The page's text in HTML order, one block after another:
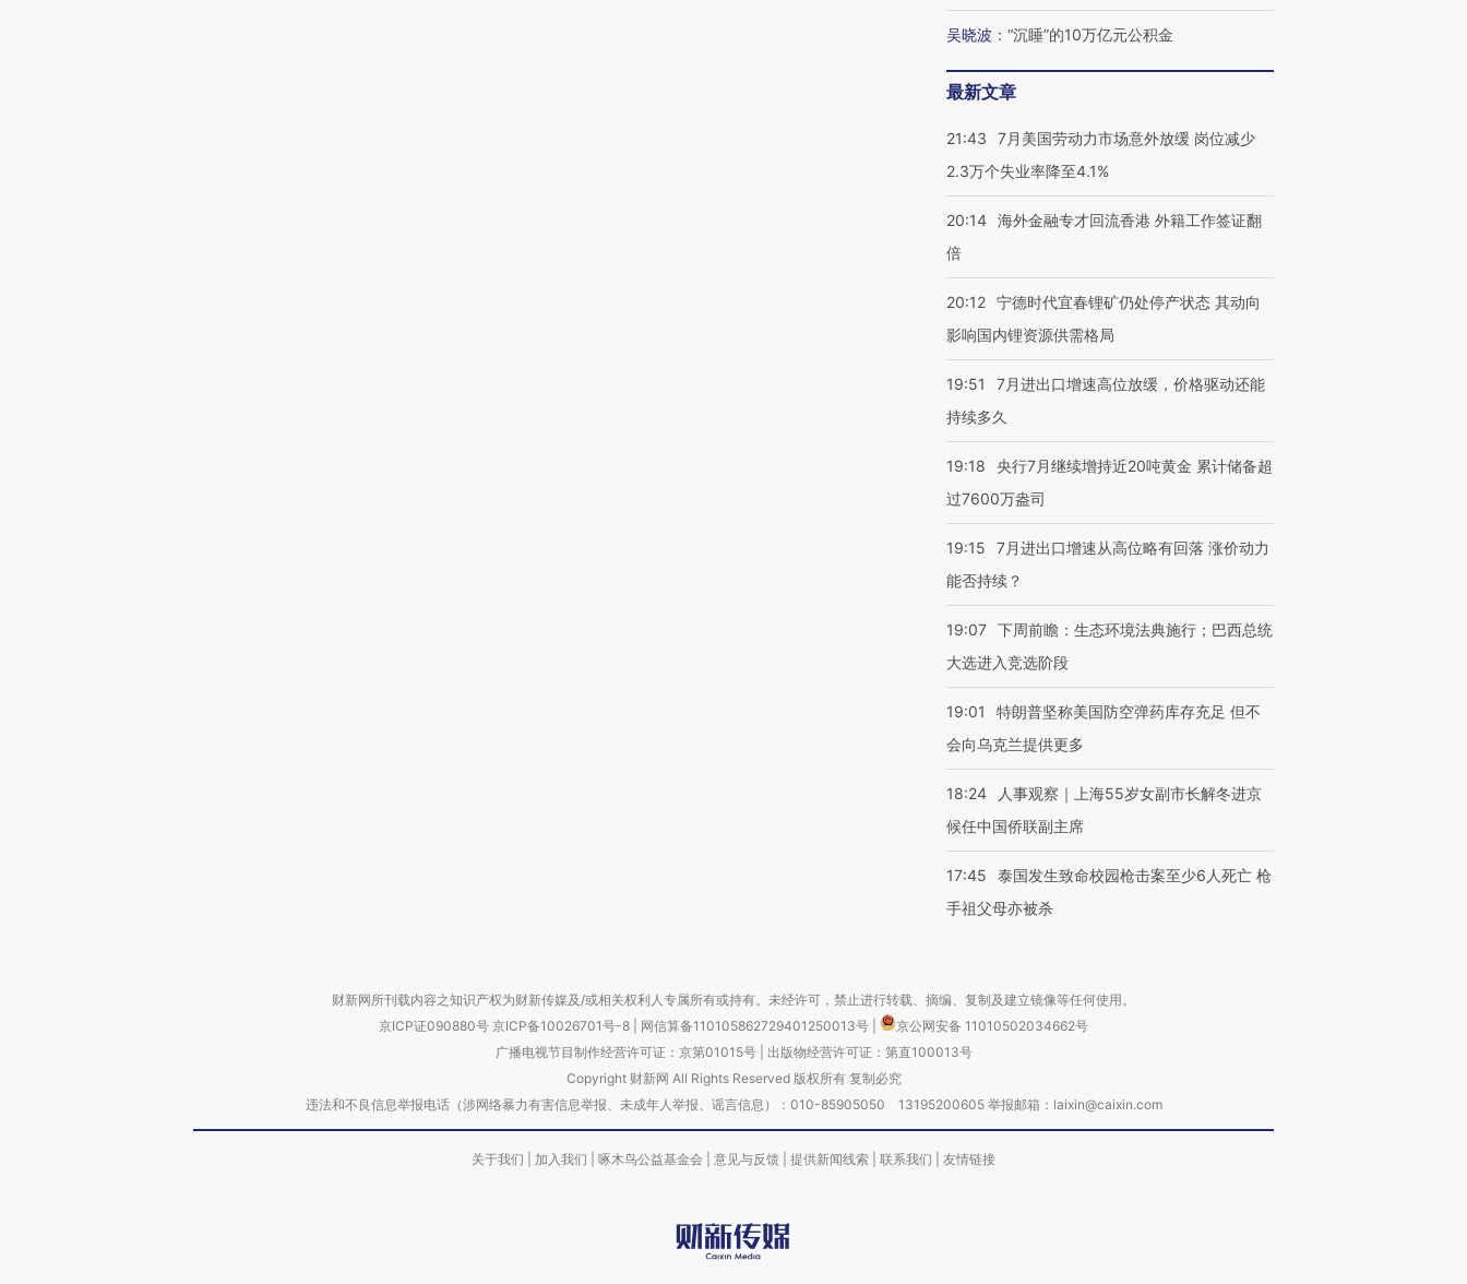
吴晓波 ： “沉睡”的10万亿元公积金
最新文章
21:43
7月美国劳动力市场意外放缓 岗位减少
2.3万个失业率降至4.1%
20:14 海外金融专才回流香港 外籍工作签证翻
倍
20:12 宁德时代宜春锂矿仍处停产状态 其动向
影响国内锂资源供需格局
19:51
7月进出口增速高位放缓，价格驱动还能
持续多久
19:18
央行7月继续增持近20吨黄金 累计储备超
过7600万盎司
19:15
7月进出口增速从高位略有回落 涨价动力
能否持续？
19:07 下周前瞻：生态环境法典施行；巴西总统
大选进入竞选阶段
19:01
特朗普坚称美国防空弹药库存充足 但不
会向乌克兰提供更多
18:24
人事观察｜上海55岁女副市长解冬进京
候任中国侨联副主席
17:45
泰国发生致命校园枪击案至少6人死亡 枪
手祖父母亦被杀
财新网所刊载内容之知识产权为财新传媒及/或相关权利人专属所有或持有。未经许可，禁止进行转载、摘编、复制及建立镜像等任何使用。
京ICP证090880号 京ICP备10026701号-8 网信算备110105862729401250013号
京公网安备 11010502034662号
广播电视节目制作经营许可证：京第01015号| 出版物经营许可证：第直100013号
Copyright 财新网 All Rights Reserved 版权所有 复制必究
违法和不良信息举报电话（涉网络暴力有害信息举报、未成年人举报、谣言信息）：010-85905050 13195200605 举报邮箱：laixin@caixin.com
关于我们 加入我们 啄木鸟公益基金会 意见与反馈 提供新闻线索 联系我们 友情链接